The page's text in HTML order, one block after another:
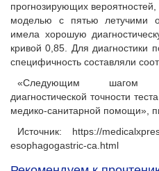
прогнозирующих
моделью с пятью летучими
имела хорошую
кривой 0,85. Для диагностики
специфичность составляли
«Следующим шагом
диагностической точности
медико-санитарной помощи»,
Источник: https://
esophagogastric-ca.html